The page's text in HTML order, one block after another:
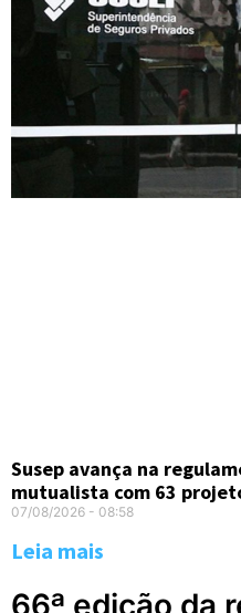
Susep avança na
mutualista com 63
07/08/2026 08:58
Leia mais